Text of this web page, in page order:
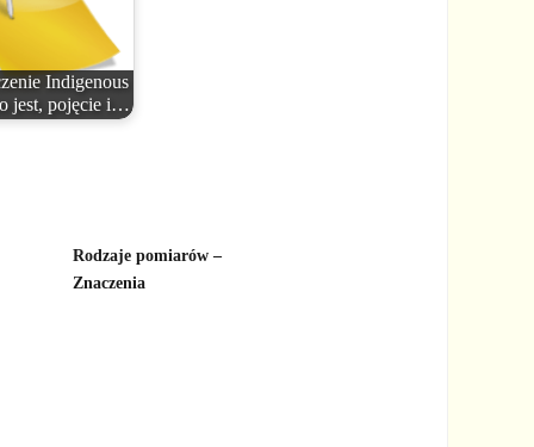
Indigenous
jest, pojęcie i…
Rodzaje pomiarów –
Znaczenia